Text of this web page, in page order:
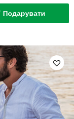
Подарувати